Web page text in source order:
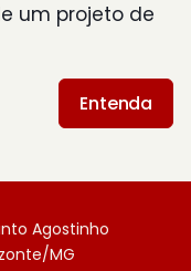
um projeto de
Entenda
Agostinho
MG